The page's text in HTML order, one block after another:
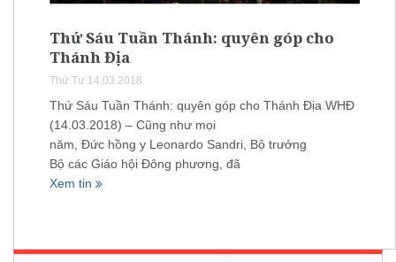
Thứ Sáu Tuần Thánh: quyên góp cho
Thánh Địa
Thứ Tư 14.03.2018
Thứ Sáu Tuần Thánh: quyên góp cho Thánh Địa WHĐ
(14.03.2018) – Cũng như mọi
năm, Đức hồng y Leonardo Sandri, Bộ trưởng
Bộ các Giáo hội Đông phương, đã
Xem tin